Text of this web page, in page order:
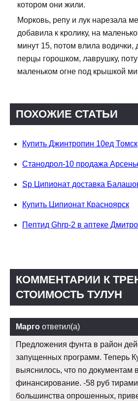
котором они жили.
Морковь, репу и лук нарезала
добавила к кролику, на
минут 15, потом влила водички,
перцы горошком, лаврушку,
маленьком огне под крышкой
ПОХОЖИЕ СТАТЬИ
Купить Джинтропин 10ед Томск
Станодрол-10 продажа
Sp Ципионат доставка
Купить Ципионат Красноярск
Пептид Ghrp-2 в аптеке
КОММЕНТАРИИ К
СТОИМОСТЬ ТУЛУН
Марго ответил(а)
Предложения фунта в район
запущенных программ. Теперь
выяснилось, что по документам
финансирование. -58 руб
большинства опрошенных,